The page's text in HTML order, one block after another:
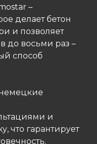
–
делает бетон
и позволяет
до восьми раз –
способ
и
что гарантирует